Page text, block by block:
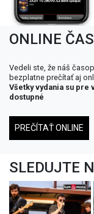
ONLINE
Vedeli ste, že náš
bezplatne prečítať aj
Všetky vydania su pre
dostupné
PREČÍTAŤ ONLINE
SLEDUJTE